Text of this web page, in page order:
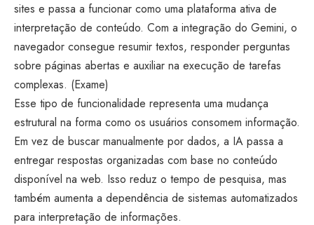
sites e passa a funcionar como uma plataforma ativa de
interpretação de conteúdo. Com a integração do Gemini, o
navegador consegue resumir textos, responder perguntas
sobre páginas abertas e auxiliar na execução de tarefas
complexas. (Exame)
Esse tipo de funcionalidade representa uma mudança
estrutural na forma como os usuários consomem informação.
Em vez de buscar manualmente por dados, a IA passa a
entregar respostas organizadas com base no conteúdo
disponível na web. Isso reduz o tempo de pesquisa, mas
também aumenta a dependência de sistemas automatizados
para interpretação de informações.